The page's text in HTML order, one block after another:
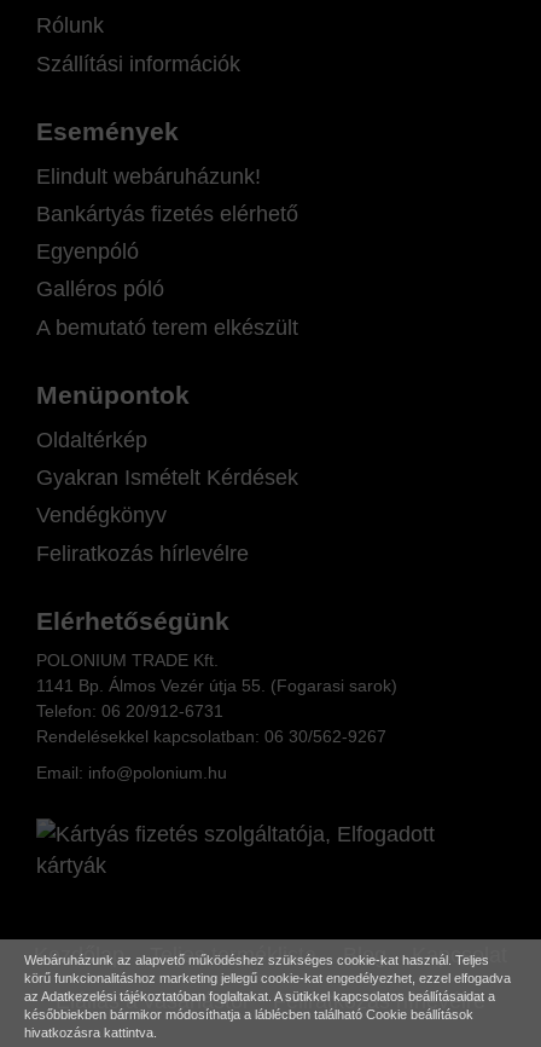
Webáruházunk az alapvető működéshez szükséges cookie-kat használ. Teljes
körű funkcionalitáshoz marketing jellegű cookie-kat engedélyezhet, ezzel elfogadva
az Adatkezelési tájékoztatóban foglaltakat. A sütikkel kapcsolatos beállításaidat a
későbbiekben bármikor módosíthatja a láblécben található Cookie beállítások
hivatkozásra kattintva.
Rólunk
Szállítási információk
Események
Elindult webáruházunk!
Bankártyás fizetés elérhető
Egyenpóló
Galléros póló
A bemutató terem elkészült
Menüpontok
Oldaltérkép
Gyakran Ismételt Kérdések
Vendégkönyv
Feliratkozás hírlevélre
Elérhetőségünk
POLONIUM TRADE Kft.
1141 Bp. Álmos Vezér útja 55. (Fogarasi sarok)
Telefon: 06 20/912-6731
Rendelésekkel kapcsolatban: 06 30/562-9267
Email: info@polonium.hu
Kezdőlap Teljes terméklista Blog
Kapcsolat
Elállás a vásárlástól
Feliratkozás hírlevélre